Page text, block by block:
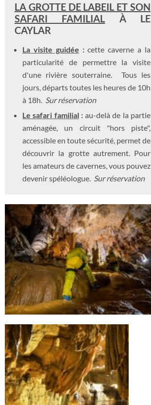
LA GROTTE DE LABEIL ET SON
SAFARI FAMILIAL À LE
CAYLAR
La visite guidée :cette caverne a la
particularité de permettre la visite
d'une rivière souterraine. Tous les
jours, départs toutes les heures de 10h
à 18h. Sur réservation
Le safari familial:au-delà de la partie
aménagée, un circuit "hors piste",
accessible en toute sécurité, permet de
découvrir la grotte autrement. Pour
les amateurs de cavernes, vous pouvez
devenir spéléologue. Sur réservation